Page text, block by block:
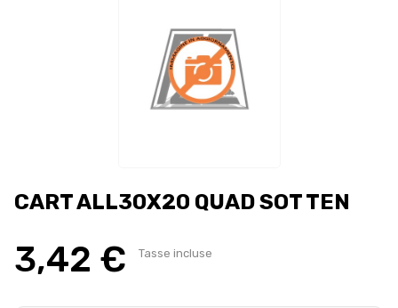
CART ALL30X20 QUAD SOT TEN
3,42 € Tasse incluse